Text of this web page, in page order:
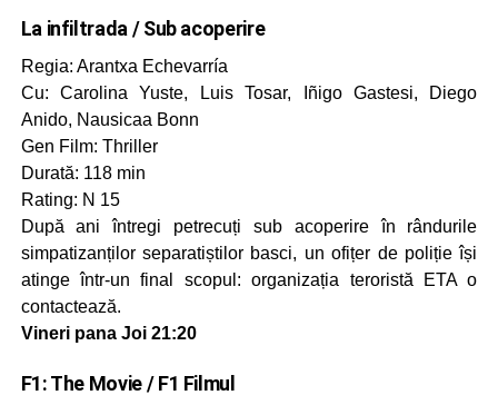
La infiltrada / Sub acoperire
Regia: Arantxa Echevarría
Cu: Carolina Yuste, Luis Tosar, Iñigo Gastesi, Diego
Anido, Nausicaa Bonn
Gen Film: Thriller
Durată: 118 min
Rating: N 15
După ani întregi petrecuți sub acoperire în rândurile
simpatizanților separatiștilor basci, un ofițer de poliție își
atinge într-un final scopul: organizația teroristă ETA o
contactează.
Vineri pana Joi 21:20
F1: The Movie / F1 Filmul